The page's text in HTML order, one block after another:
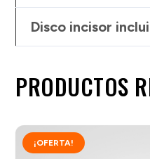
Disco incisor
PRODUCTOS
¡OFERTA!